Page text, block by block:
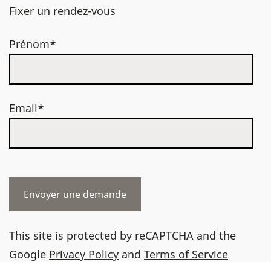
Fixer un rendez-vous
Prénom*
Email*
This site is protected by reCAPTCHA and the
Google Privacy Policy and Terms of Service